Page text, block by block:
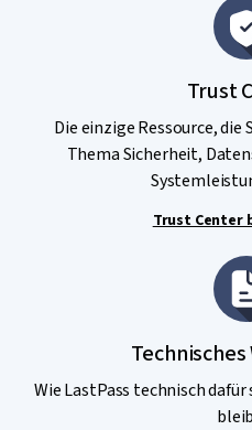
Trust
Die einzige Ressource,
Thema Sicherheit,
Trust Center
Wie LastPass technisch